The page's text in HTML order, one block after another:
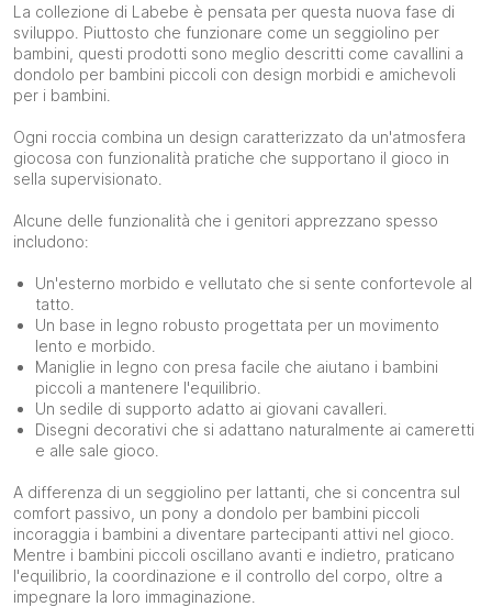
La collezione di Labebe è pensata per questa nuova fase di
sviluppo. Piuttosto che funzionare come un seggiolino per
bambini, questi prodotti sono meglio descritti come cavallini a
dondolo per bambini piccoli con design morbidi e amichevoli
per i bambini.
Ogni roccia combina un design caratterizzato da un'atmosfera
giocosa con funzionalità pratiche che supportano il gioco in
sella supervisionato.
Alcune delle funzionalità che i genitori apprezzano spesso
includono:
Un'esterno morbido e vellutato che si sente confortevole al
tatto.
Un base in legno robusto progettata per un movimento
lento e morbido.
Maniglie in legno con presa facile che aiutano i bambini
piccoli a mantenere l'equilibrio.
Un sedile di supporto adatto ai giovani cavalleri.
Disegni decorativi che si adattano naturalmente ai cameretti
e alle sale gioco.
A differenza di un seggiolino per lattanti, che si concentra sul
comfort passivo, un pony a dondolo per bambini piccoli
incoraggia i bambini a diventare partecipanti attivi nel gioco.
Mentre i bambini piccoli oscillano avanti e indietro, praticano
l'equilibrio, la coordinazione e il controllo del corpo, oltre a
impegnare la loro immaginazione.